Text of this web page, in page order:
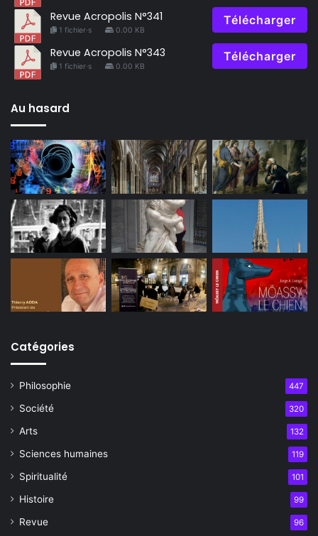
Revue Acropolis N°341
1 fichier·s 0.00 KB
Télécharger
Revue Acropolis N°343
1 fichier·s 0.00 KB
Télécharger
Au hasard
Catégories
Philosophie 447
Société 320
Arts 132
Sciences humaines 119
Spiritualité 101
Histoire 99
Revue 96